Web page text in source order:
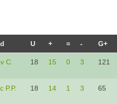
U + = - G+
C. 18 15 0 3 121
P.P. 18 14 1 3 65